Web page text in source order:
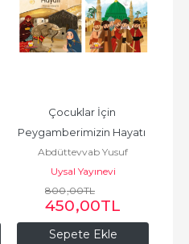
Sepete Ekle
Çocuklar İçin
Peygamberimizin Hayatı
Mekke ve Medine
Dönemi Ciltli (2...
Abdüttevvab Yusuf
Uysal Yayınevi
800,00TL
450,00TL